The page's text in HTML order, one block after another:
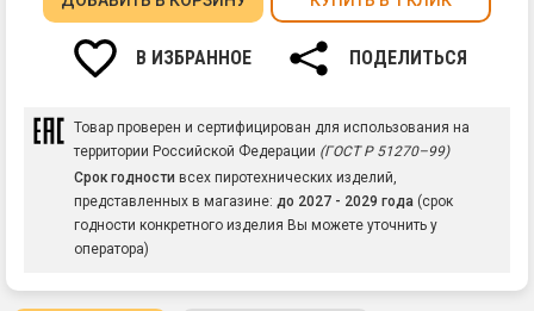
В ИЗБРАННОЕ ПОДЕЛИТЬСЯ
Товар проверен и сертифицирован для использования на
территории Российской Федерации (ГОСТ Р 51270–99)
Срок годности всех пиротехнических изделий,
представленных в магазине: до 2027 - 2029 года (срок
годности конкретного изделия Вы можете уточнить у
оператора)